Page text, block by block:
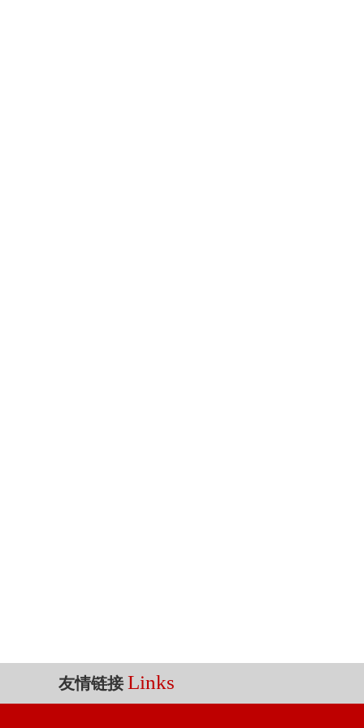
友情链接 Links